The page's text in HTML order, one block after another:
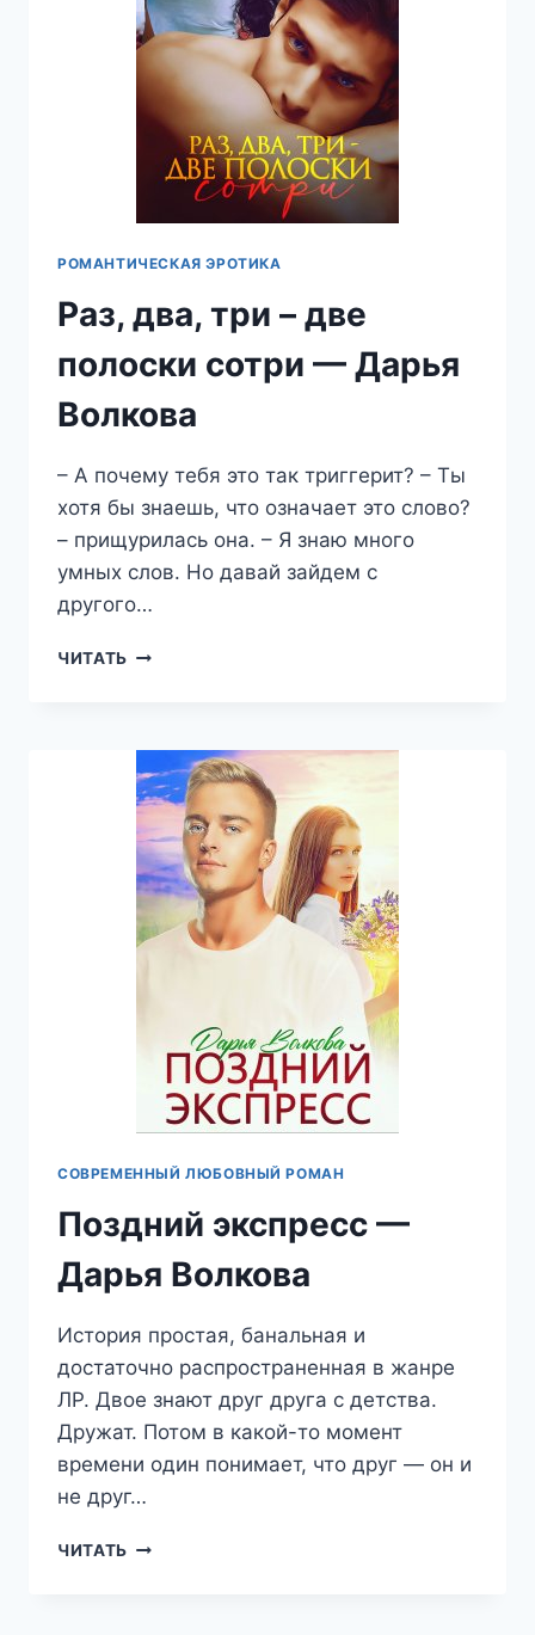
РОМАНТИЧЕСКАЯ ЭРОТИКА
Раз, два, три – две
полоски сотри — Дарья
Волкова
– А почему тебя это так триггерит? – Ты
хотя бы знаешь, что означает это слово?
– прищурилась она. – Я знаю много
умных слов. Но давай зайдем с
другого…
ЧИТАТЬ РАЗ,
ДВЕ
ПОЛОСКИ
СОТРИ
—
ДАРЬЯ
ВОЛКОВА
СОВРЕМЕННЫЙ ЛЮБОВНЫЙ РОМАН
Поздний экспресс —
Дарья Волкова
История простая, банальная и
достаточно распространенная в жанре
ЛР. Двое знают друг друга с детства.
Дружат. Потом в какой-то момент
времени один понимает, что друг — он и
не друг…
ЧИТАТЬ ПОЗДНИЙ